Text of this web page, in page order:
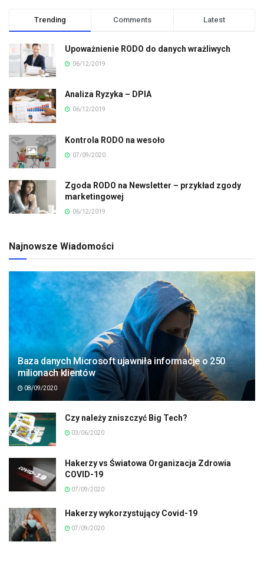
Trending Comments Latest
Upoważnienie RODO do danych wrażliwych
06/12/2019
Analiza Ryzyka – DPIA
06/12/2019
Kontrola RODO na wesoło
07/09/2020
Zgoda RODO na Newsletter – przykład zgody
marketingowej
06/12/2019
Najnowsze Wiadomości
Baza danych Microsoft ujawniła informacje o 250
milionach klientów
08/09/2020
Czy należy zniszczyć Big Tech?
03/06/2020
Hakerzy vs Światowa Organizacja Zdrowia
COVID-19
07/09/2020
Hakerzy wykorzystujący Covid-19
07/09/2020